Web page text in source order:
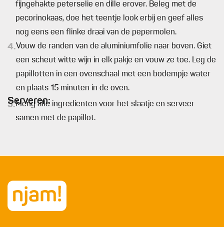
fijngehakte peterselie en dille erover. Beleg met de
pecorinokaas, doe het teentje look erbij en geef alles
nog eens een flinke draai van de pepermolen.
4.Vouw de randen van de aluminiumfolie naar boven. Giet
een scheut witte wijn in elk pakje en vouw ze toe. Leg de
papillotten in een ovenschaal met een bodempje water
en plaats 15 minuten in de oven.
Serveren:
5.Meng alle ingrediënten voor het slaatje en serveer
samen met de papillot.